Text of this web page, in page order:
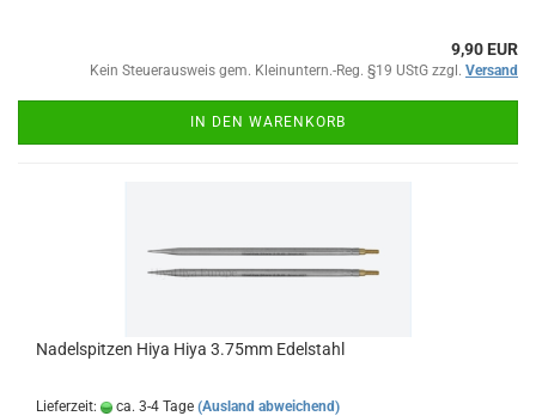
9,90 EUR
Kein Steuerausweis gem. Kleinuntern.-Reg. §19 UStG zzgl. Versand
IN DEN WARENKORB
Nadelspitzen Hiya Hiya 3.75mm Edelstahl
Lieferzeit: ca. 3-4 Tage (Ausland abweichend)